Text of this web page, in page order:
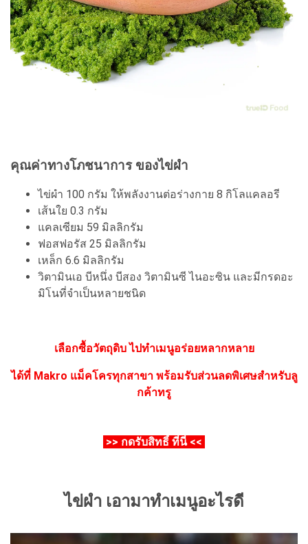
คุณค่าทางโภชนาการ ของไข่ผำ
ไข่ผำ 100 กรัม ให้พลังงานต่อร่างกาย 8 กิโลแคลอรี
เส้นใย 0.3 กรัม
แคลเซียม 59 มิลลิกรัม
ฟอสฟอรัส 25 มิลลิกรัม
เหล็ก 6.6 มิลลิกรัม
วิตามินเอ บีหนึ่ง บีสอง วิตามินซี ไนอะซิน และมีกรดอะ
มิโนที่จำเป็นหลายชนิด
เลือกซื้อวัตถุดิบ ไปทำเมนูอร่อยหลากหลาย
ได้ที่ Makro แม็คโครทุกสาขา พร้อมรับส่วนลดพิเศษสำหรับลู
กค้าทรู
>> กดรับสิทธิ์ ที่นี่ <<
ไข่ผำ เอามาทำเมนูอะไรดี